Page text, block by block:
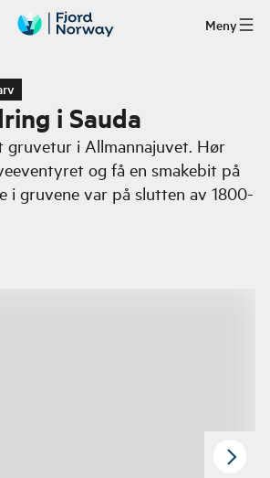
Meny
i Sauda
gruvetur i Allmannajuvet. Hør
og få en smakebit på
i gruvene var på slutten av 1800-